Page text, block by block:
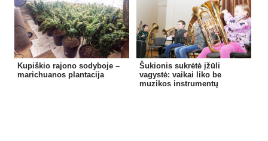
Kupiškio rajono sodyboje –
marichuanos plantacija
Šukionis sukrėtė įžūli
vagystė: vaikai liko be
muzikos instrumentų